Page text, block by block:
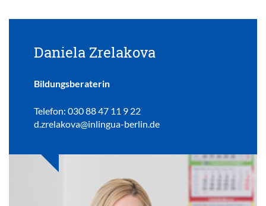
Daniela Zrelakova
Bildungsberaterin
Telefon: 030 88 47 11 9 22
d.zrelakova@inlingua-berlin.de